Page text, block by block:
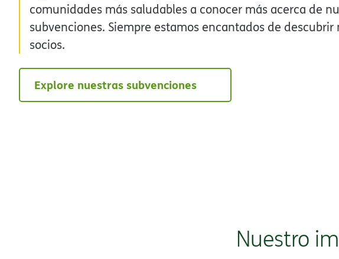
comunidades más saludables a conocer más acerca de
subvenciones. Siempre estamos encantados de descubrir
socios.​​
Explore nuestras subvenciones​​
Nuestro